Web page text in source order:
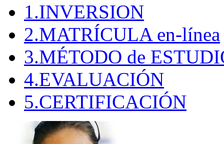
1.INVERSION
2.MATRÍCULA en-línea
3.MÉTODO de
4.EVALUACIÓN
5.CERTIFICACIÓN